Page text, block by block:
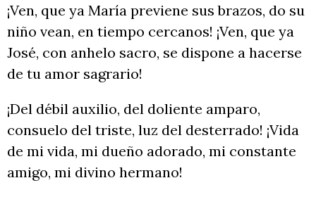
¡Ven, que ya María previene sus brazos, do su
niño vean, en tiempo cercanos! ¡Ven, que ya
José, con anhelo sacro, se dispone a hacerse
de tu amor sagrario!
¡Del débil auxilio, del doliente amparo,
consuelo del triste, luz del desterrado! ¡Vida
de mi vida, mi dueño adorado, mi constante
amigo, mi divino hermano!